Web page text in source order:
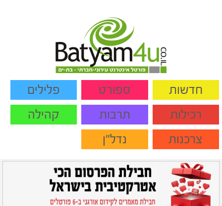
חדשות ספורט
פלילים
רכילות
תרבות
קהילה
צרכנות
נדל"ן